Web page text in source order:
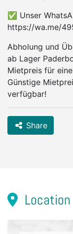
✅ Unser
https://wa.me/
Abholung und
ab Lager
Mietpreis für
Günstige
verfügbar!
Share
Location